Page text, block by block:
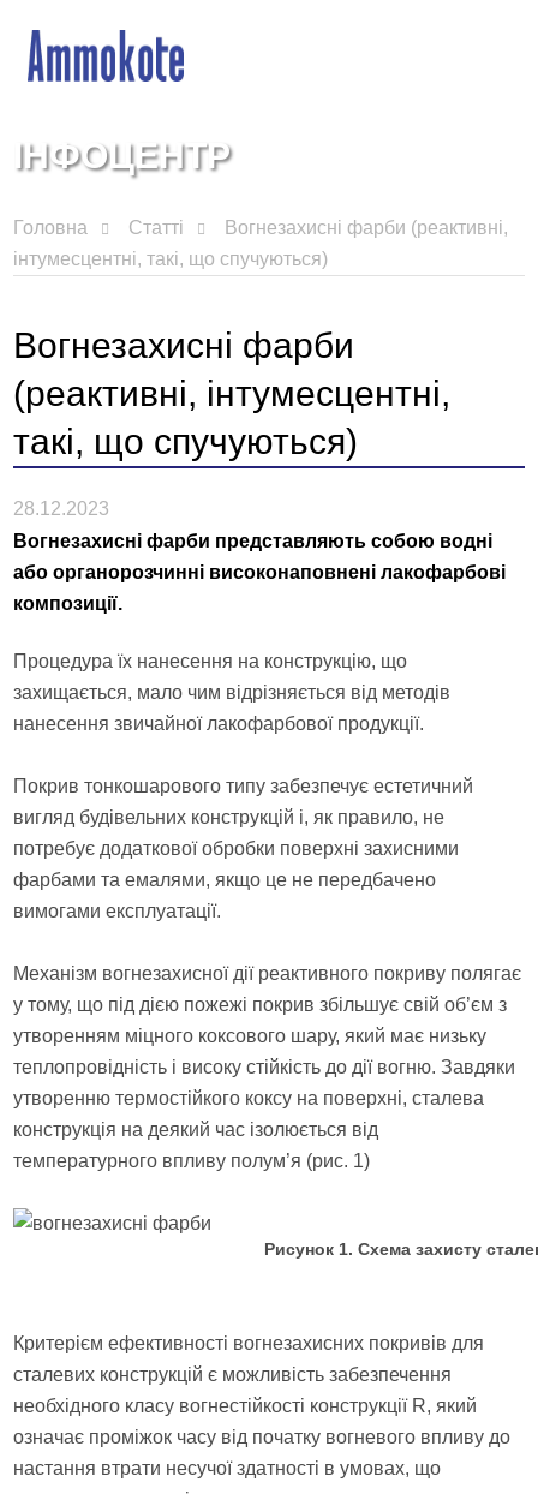
ІНФОЦЕНТР
Головна Статті
Вогнезахисні фарби (реактивні,
інтумесцентні, такі, що спучуються)
Вогнезахисні фарби
(реактивні, інтумесцентні,
такі, що спучуються)
28.12.2023
Вогнезахисні фарби представляють собою водні
або органорозчинні високонаповнені лакофарбові
композиції.
Процедура їх нанесення на конструкцію, що
захищається, мало чим відрізняється від методів
нанесення звичайної лакофарбової продукції.
Покрив тонкошарового типу забезпечує естетичний
вигляд будівельних конструкцій і, як правило, не
потребує додаткової обробки поверхні захисними
фарбами та емалями, якщо це не передбачено
вимогами експлуатації.
Механізм вогнезахисної дії реактивного покриву полягає
у тому, що під дією пожежі покрив збільшує свій об’єм з
утворенням міцного коксового шару, який має низьку
теплопровідність і високу стійкість до дії вогню. Завдяки
утворенню термостійкого коксу на поверхні, сталева
конструкція на деякий час ізолюється від
температурного впливу полум’я (рис. 1)
Рисунок 1. Схема захисту
Критерієм ефективності вогнезахисних покривів для
сталевих конструкцій є можливість забезпечення
необхідного класу вогнестійкості конструкції R, який
означає проміжок часу від початку вогневого впливу до
настання втрати несучої здатності в умовах, що